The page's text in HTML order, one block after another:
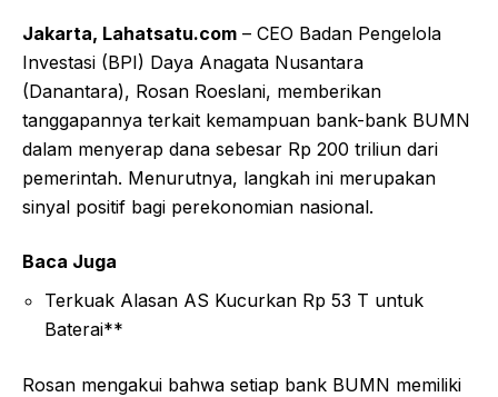
Jakarta, Lahatsatu.com – CEO Badan Pengelola
Investasi (BPI) Daya Anagata Nusantara
(Danantara), Rosan Roeslani, memberikan
tanggapannya terkait kemampuan bank-bank BUMN
dalam menyerap dana sebesar Rp 200 triliun dari
pemerintah. Menurutnya, langkah ini merupakan
sinyal positif bagi perekonomian nasional.
Baca Juga
Terkuak Alasan AS Kucurkan Rp 53 T untuk
Baterai**
Rosan mengakui bahwa setiap bank BUMN memiliki